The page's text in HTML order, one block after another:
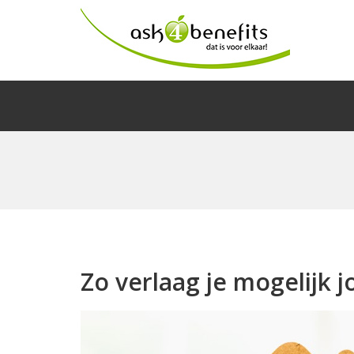
Zo verlaag je mogelijk